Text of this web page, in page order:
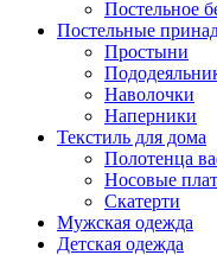
Постельное
Постельные
Простыни
Наволочки
Наперники
Текстиль для дома
Полотенца
Носовые
Скатерти
Мужская одежда
Детская одежда